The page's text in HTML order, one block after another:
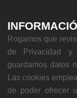
Rogamos que
de Privacidad y
guardamos datos
Las cookies
de poder ofrecer